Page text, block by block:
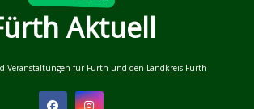
Aktuell
Veranstaltungen für Fürth und den Landkreis Fürth